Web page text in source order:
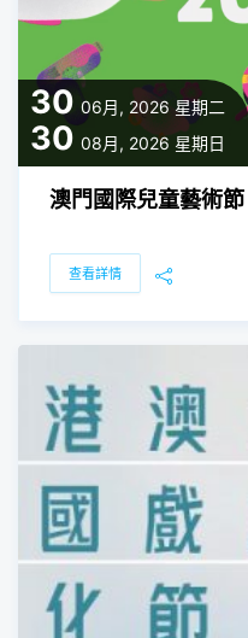
30 06月, 2026 星期二
30 08月, 2026 星期日
澳門國際兒童藝術節
查看詳情